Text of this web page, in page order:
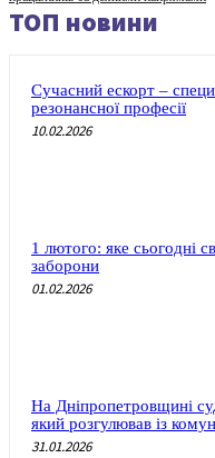
ТОП новини
Сучасний ескорт –
резонансної професії
10.02.2026
1 лютого: яке сьогодні
заборони
01.02.2026
На Дніпропетровщині
який розгулював із
31.01.2026